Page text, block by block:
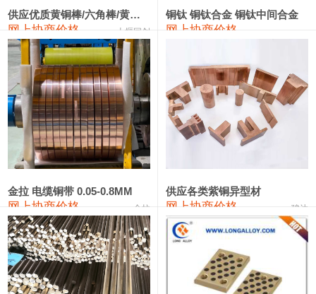
金属硅3303#-2202# 10,400—14,200 12,300 0
漆包线 111,970—115,970 113,970
磷铜合金 110,800—117,600 114,200 400
无氧铜丝(硬) 109,710—110,010 109,860
R410A专用紫铜管 113,700—113,700
铸造铝合金锭(A380） 26,300—26,500 26,400 100
铝合金ADC12 24,200—24,400 100
铸造铝合金锭(ZL102) 24,300—24,500 24,400
供应优质黄铜棒/六角棒/黄铜方板
网上协商价格 十堰同创
铜钛 铜钛合金 铜钛中间合金
网上协商价格
金拉 电缆铜带 0.05-0.8MM
网上协商价格 金拉
供应各类紫铜异型材
网上协商价格 骏达